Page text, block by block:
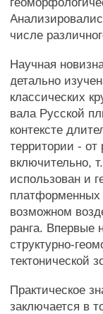
числе
Научная
детально
классических
вала Русской
контексте
территории - от
включительно,
использован и
возможном
ранга. Впервые
структурно-
тектонической
Практическое
заключается в